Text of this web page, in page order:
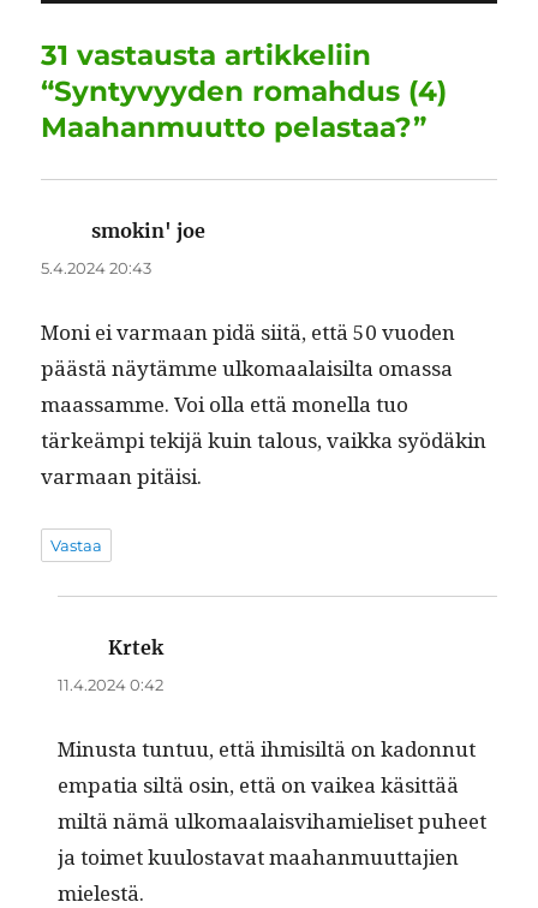
o
o
k
I
n
p
p
a
m
31 vastausta artikkeliin
“Syntyvyyden romahdus (4)
Maahanmuutto pelastaa?”
smokin' joe
5.4.2024 20:43
Moni ei var­maan pidä siitä, että 50 vuo­den
päästä näytämme ulko­maalaisil­ta omas­sa
maas­samme. Voi olla että monel­la tuo
tärkeämpi tek­i­jä kuin talous, vaik­ka syödäkin
var­maan pitäisi.
Vastaa
Krtek
11.4.2024 0:42
Minus­ta tun­tuu, että ihmisiltä on kadon­nut
empa­tia siltä osin, että on vaikea käsit­tää
miltä nämä ulko­maalaisvi­hamieliset puheet
ja toimet kuu­losta­vat maa­han­muut­ta­jien
mielestä.